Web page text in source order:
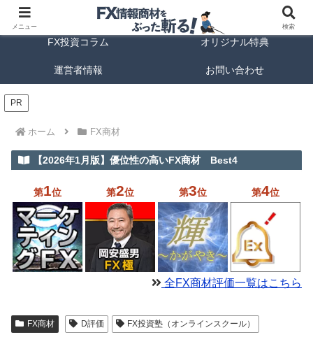
FX商材ランキング FX手法解説
FX投資コラム オリジナル特典
運営者情報 お問い合わせ
PR
ホーム FX商材
【2026年1月版】優位性の高いFX商材 Best4
第1位 第2位 第3位 第4位
全FX商材評価一覧はこちら
FX商材 D評価 FX投資塾（オンラインスクール）
メニュー 検索